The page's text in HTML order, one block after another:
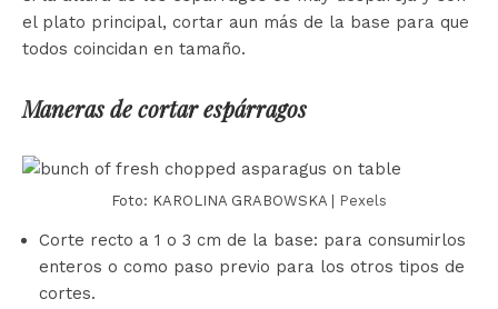
el plato principal, cortar aun más de la base para que
todos coincidan en tamaño.
Maneras de cortar espárragos
Foto: KAROLINA GRABOWSKA | Pexels
Corte recto a 1 o 3 cm de la base: para consumirlos
enteros o como paso previo para los otros tipos de
cortes.